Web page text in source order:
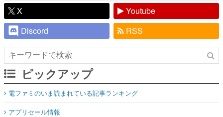
X
Youtube
Discord
RSS
ピックアップ
電ファミのいま読まれている記事ランキング
アプリセール情報